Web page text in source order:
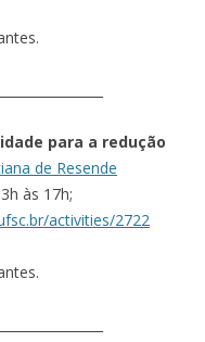
para a redução
de Resende
às 17h;
activities/2722